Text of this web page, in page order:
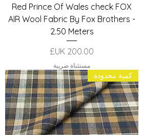
Red Prince Of Wales check FOX
AIR Wool Fabric By Fox Brothers -
2.50 Meters
السعر
مستثناة ضريبة
كمية محدودة